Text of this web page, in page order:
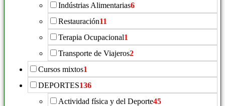
Indústrias Alimentarias6
Restauración11
Terapia Ocupacional1
Transporte de Viajeros2
Cursos mixtos1
DEPORTES136
Actividad física y del Deporte45